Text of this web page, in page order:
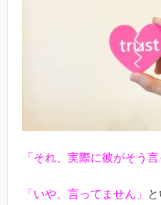
「それ、実際に彼がそう言
「いや、言ってません」